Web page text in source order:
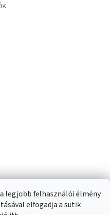
legjobb felhasználói élmény
elfogadja a sütik